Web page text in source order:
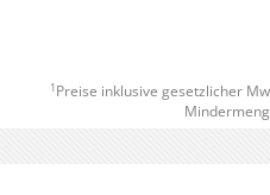
1 Preise inklusive gesetzlicher